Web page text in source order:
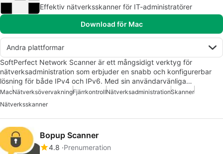
Effektiv nätverksskanner för IT-administratörer
Download för Mac
Andra plattformar
SoftPerfect Network Scanner är ett mångsidigt verktyg för
nätverksadministration som erbjuder en snabb och konfigurerbar
lösning för både IPv4 och IPv6. Med sin användarvänliga…
MacNätverksövervakningFjärrkontrollNätverksadministrationSkanner
Nätverksskanner
Bopup Scanner
4.8 Prenumeration